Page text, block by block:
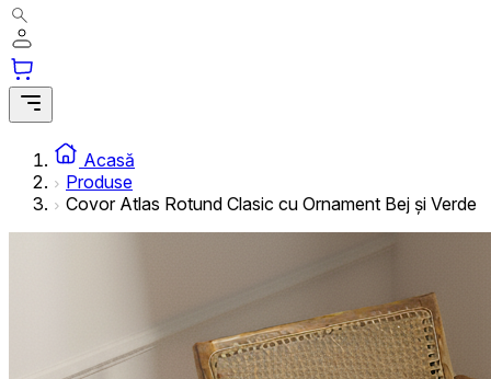
Acasă
Produse
Covor Atlas Rotund Clasic cu Ornament Bej și Verde
interesante pentru utilizatori și, astfel, mai valoroase
Cookie-urile neclasificate